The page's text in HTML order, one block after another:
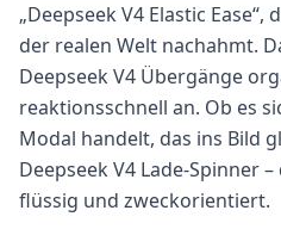
„Deepseek V4 Elastic
der realen Welt nachahmt.
Deepseek V4 Übergänge
reaktionsschnell an. Ob es
Modal handelt, das ins Bild
Deepseek V4 Lade-Spinner
flüssig und zweckorientiert.